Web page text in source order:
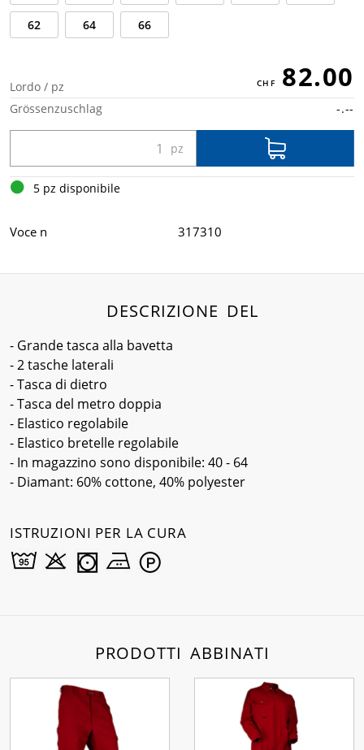
62 64 66
Lordo / pz 82.00
Grössenzuschlag -.--
5 pz disponibile
Voce n 317310
DESCRIZIONE DEL
- Grande tasca alla bavetta
- 2 tasche laterali
- Tasca di dietro
- Tasca del metro doppia
- Elastico regolabile
- Elastico bretelle regolabile
- In magazzino sono disponibile: 40 - 64
- Diamant: 60% cottone, 40% polyester
ISTRUZIONI PER LA CURA
PRODOTTI ABBINATI